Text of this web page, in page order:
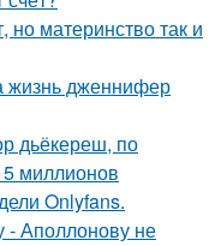
но материнство так и
жизнь дженнифер
дьёкереш, по
миллионов
Onlyfans.
- Аполлонову не